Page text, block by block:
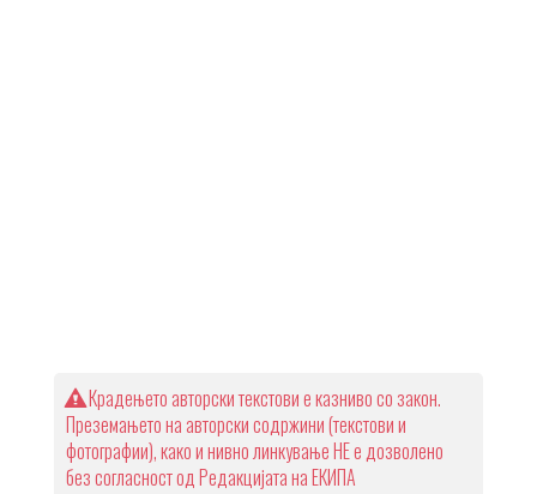
Крадењето авторски текстови е казниво со закон.
Преземањето на авторски содржини (текстови и
фотографии), како и нивно линкување НЕ е дозволено
без согласност од Редакцијата на ЕКИПА